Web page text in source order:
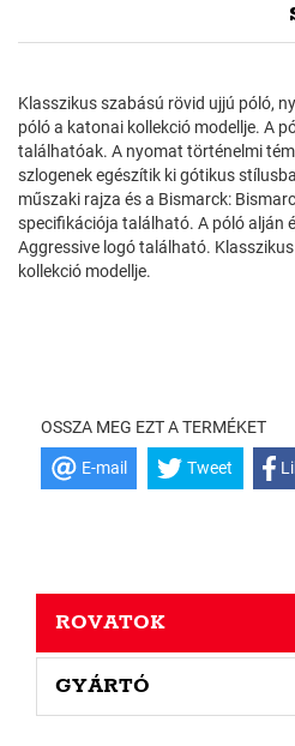
Klasszikus szabású rövid ujjú póló,
póló a katonai kollekció modellje. A
találhatóak. A nyomat történelmi
szlogenek egészítik ki gótikus
műszaki rajza és a Bismarck:
specifikációja található. A póló alján
Aggressive logó található.
kollekció modellje.
OSSZA MEG EZT A TERMÉKET
E-mail Tweet
ROVATOK
GYÁRTÓ